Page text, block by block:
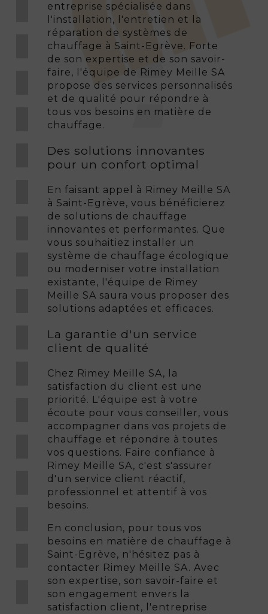
entreprise spécialisée dans
l'installation, l'entretien et la
réparation de systèmes de
chauffage à Saint-Egrève. Forte
de son expertise et de son savoir-
faire, l'équipe de Rimey Meille SA
propose des services personnalisés
et de qualité pour répondre à
tous vos besoins en matière de
chauffage.
Des solutions innovantes
pour un confort optimal
En faisant appel à Rimey Meille SA
à Saint-Egrève, vous bénéficierez
de solutions de chauffage
innovantes et performantes. Que
vous souhaitiez installer un
système de chauffage écologique
ou moderniser votre installation
existante, l'équipe de Rimey
Meille SA saura vous proposer des
solutions adaptées et efficaces.
La garantie d'un service
client de qualité
Chez Rimey Meille SA, la
satisfaction du client est une
priorité. L'équipe est à votre
écoute pour vous conseiller, vous
accompagner dans vos projets de
chauffage et répondre à toutes
vos questions. Faire confiance à
Rimey Meille SA, c'est s'assurer
d'un service client réactif,
professionnel et attentif à vos
besoins.
En conclusion, pour tous vos
besoins en matière de chauffage à
Saint-Egrève, n'hésitez pas à
contacter Rimey Meille SA. Avec
son expertise, son savoir-faire et
son engagement envers la
satisfaction client, l'entreprise